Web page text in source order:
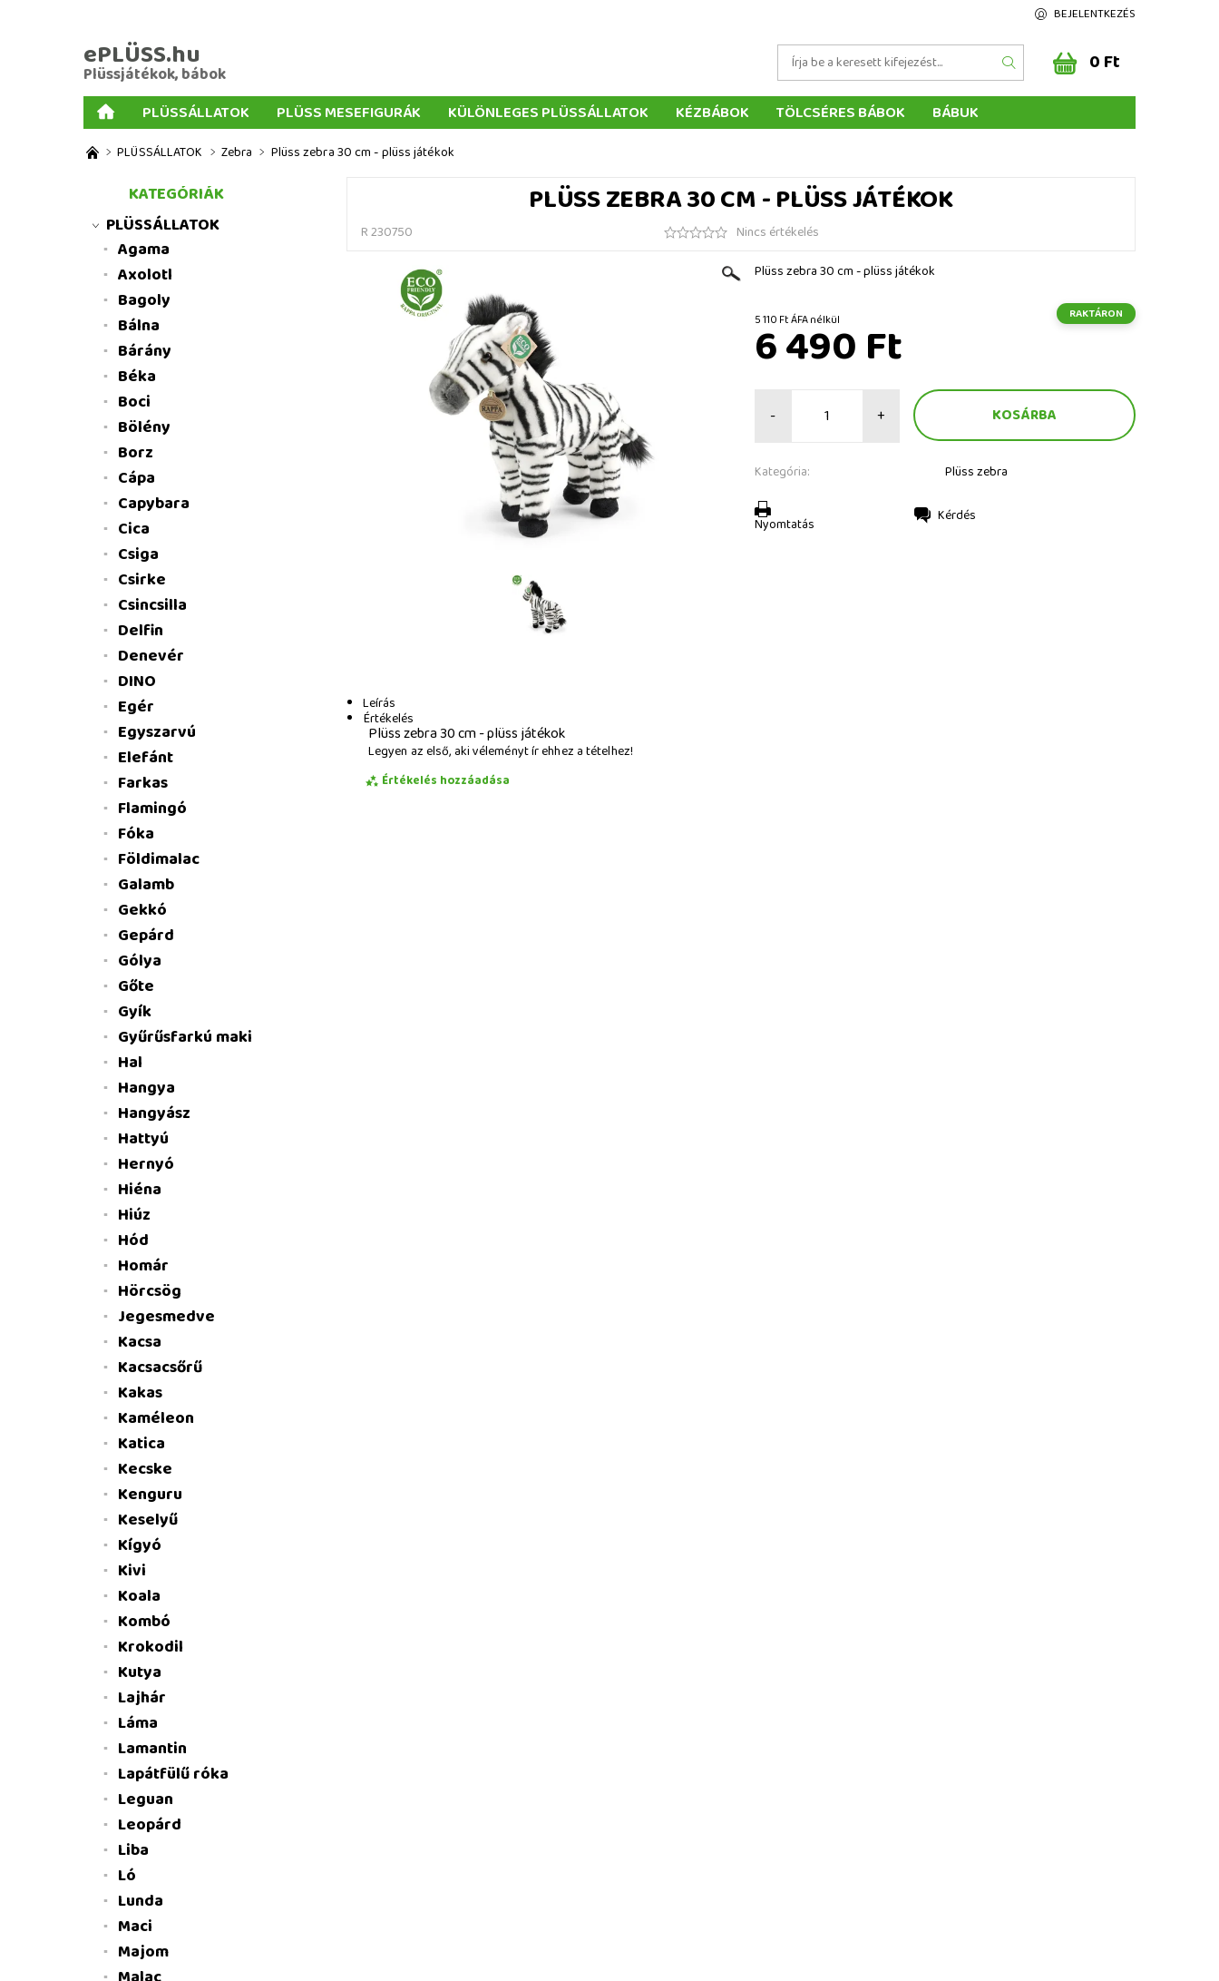
BEJELENTKEZÉS
ePLÜSS.hu
Plüssjátékok, bábok 0 Ft
PLÜSSÁLLATOK PLÜSS MESEFIGURÁK KÜLÖNLEGES PLÜSSÁLLATOK KÉZBÁBOK TÖLCSÉRES BÁBOK
BÁBUK
AJÁNDÉKOK PLÜSSÖKHÖZ
MENNYISÉGI KEDVEZMÉNYEK
ÜZLETI FELTÉTELEK
PLÜSSÁLLATOK Zebra Plüss zebra 30 cm - plüss játékok
PLÜSS ZEBRA 30 CM - PLÜSS JÁTÉKOK
R 230750
Nincs értékelés
Plüss zebra 30 cm - plüss játékok
5 110 Ft ÁFA nélkül RAKTÁRON
6 490 Ft
- +
Kategória: Plüss zebra
Nyomtatás Kérdés
Leírás
Értékelés
Plüss zebra 30 cm - plüss játékok
Legyen az első, aki véleményt ír ehhez a tételhez!
Értékelés hozzáadása
KATEGÓRIÁK
PLÜSSÁLLATOK
Agama
Axolotl
Bagoly
Bálna
Bárány
Béka
Boci
Bölény
Borz
Cápa
Capybara
Cica
Csiga
Csirke
Csincsilla
Delfin
Denevér
DINO
Egér
Egyszarvú
Elefánt
Farkas
Flamingó
Fóka
Földimalac
Galamb
Gekkó
Gepárd
Gólya
Gőte
Gyík
Gyűrűsfarkú maki
Hal
Hangya
Hangyász
Hattyú
Hernyó
Hiéna
Hiúz
Hód
Homár
Hörcsög
Jegesmedve
Kacsa
Kacsacsőrű
Kakas
Kaméleon
Katica
Kecske
Kenguru
Keselyű
Kígyó
Kivi
Koala
Kombó
Krokodil
Kutya
Lajhár
Láma
Lamantin
Lapátfülű róka
Leguan
Leopárd
Liba
Ló
Lunda
Maci
Majom